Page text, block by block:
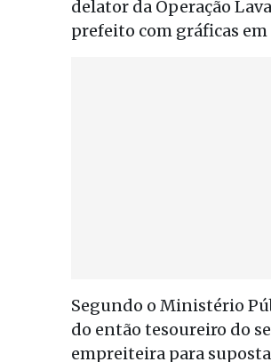
delator da Operação
prefeito com gráficas
Segundo o Ministério
do então tesoureiro do
empreiteira para